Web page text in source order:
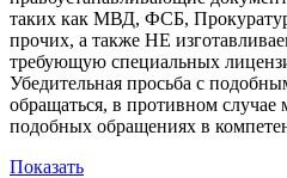
таких как МВД, ФСБ,
прочих, а также НЕ
требующую специальных
Убедительная просьба с
обращаться, в противном
подобных обращениях в
Показать